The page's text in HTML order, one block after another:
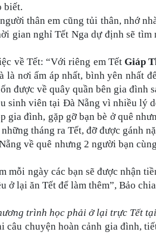
biết.
thân em cũng tủi thân, nhớ
gian nghỉ Tết Nga dự định sẽ
về Tết: “Với riêng em TếtGiáp
nơi ấm áp nhất, bình yên nhất
được về quây quần bên gia đình
sinh viên tại Đà Nẵng vì nhiều lý
đình, gặp gỡ bạn bè ở quê
tháng ra Tết, đỡ được gánh
về quê nhưng 2 người bạn
ngày các bạn sẽ được nhận
lại ăn Tết để làm thêm”, Bảo
trình học phải ở lại trực Tết
chuyện hoàn cảnh gia đình,